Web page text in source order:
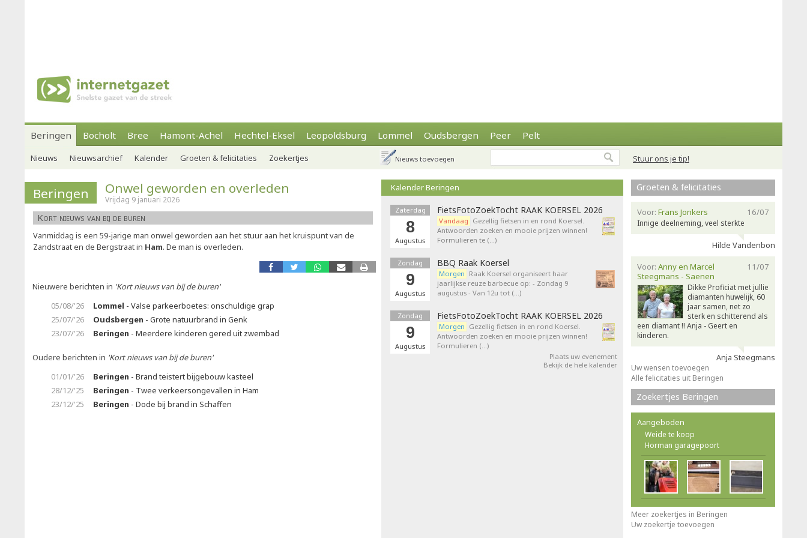
Beringen Bocholt Bree Hamont-Achel Hechtel-Eksel Leopoldsburg Lommel Oudsbergen Peer Pelt
Stuur ons je tip!
Nieuws Nieuwsarchief Kalender Groeten & felicitaties Zoekertjes Nieuws toevoegen
Beringen Onwel geworden en overleden
Vrijdag 9 januari 2026
Kort nieuws van bij de buren
Vanmiddag is een 59-jarige man onwel geworden aan het stuur aan het kruispunt van de
Zandstraat en de Bergstraat in Ham. De man is overleden.
Nieuwere berichten in 'Kort nieuws van bij de buren'
05/08/'26
Lommel - Valse parkeerboetes: onschuldige grap
25/07/'26
Oudsbergen - Grote natuurbrand in Genk
23/07/'26
Beringen - Meerdere kinderen gered uit zwembad
Oudere berichten in 'Kort nieuws van bij de buren'
01/01/'26
Beringen - Brand teistert bijgebouw kasteel
28/12/'25
Beringen - Twee verkeersongevallen in Ham
23/12/'25
Beringen - Dode bij brand in Schaffen
Kalender Beringen
Zaterdag
8
Augustus
FietsFotoZoekTocht RAAK KOERSEL 2026
Vandaag Gezellig fietsen in en rond Koersel.
Antwoorden zoeken en mooie prijzen winnen!
Formulieren te (…)
Zondag
9
Augustus
BBQ Raak Koersel
Morgen Raak Koersel organiseert haar
jaarlijkse reuze barbecue op: - Zondag 9
augustus - Van 12u tot (…)
Zondag
9
Augustus
FietsFotoZoekTocht RAAK KOERSEL 2026
Morgen Gezellig fietsen in en rond Koersel.
Antwoorden zoeken en mooie prijzen winnen!
Formulieren (…)
Plaats uw evenement
Bekijk de hele kalender
Groeten & felicitaties
16/07
Voor: Frans Jonkers
Innige deelneming, veel sterkte
Hilde Vandenbon
11/07
Voor: Anny en Marcel
Steegmans - Saenen
Dikke Proficiat met jullie
diamanten huwelijk, 60
jaar samen, net zo
sterk en schitterend als
een diamant !! Anja - Geert en
kinderen.
Anja Steegmans
Uw wensen toevoegen
Alle felicitaties uit Beringen
Zoekertjes Beringen
Aangeboden
Weide te koop
Horman garagepoort
Meer zoekertjes in Beringen
Uw zoekertje toevoegen